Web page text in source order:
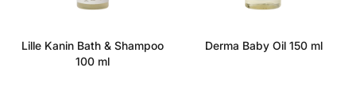
Lille Kanin Bath & Shampoo
100 ml
Derma Baby Oil 150 ml